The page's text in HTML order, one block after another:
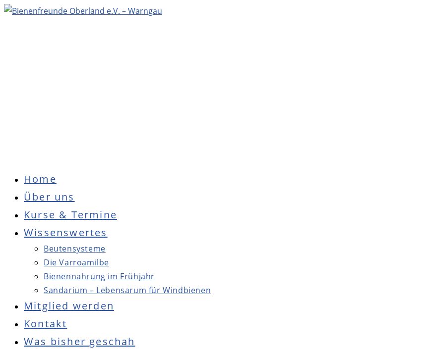
Zum
Home
Über uns
Kurse & Termine
Wissenswertes
Beutensysteme
Die Varroamilbe
Bienennahrung im Frühjahr
Sandarium – Lebensarum für Windbienen
Mitglied werden
Kontakt
Was bisher geschah